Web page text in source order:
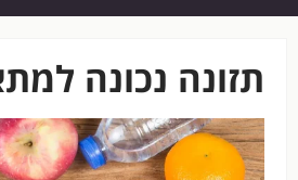
תזונה נכונה